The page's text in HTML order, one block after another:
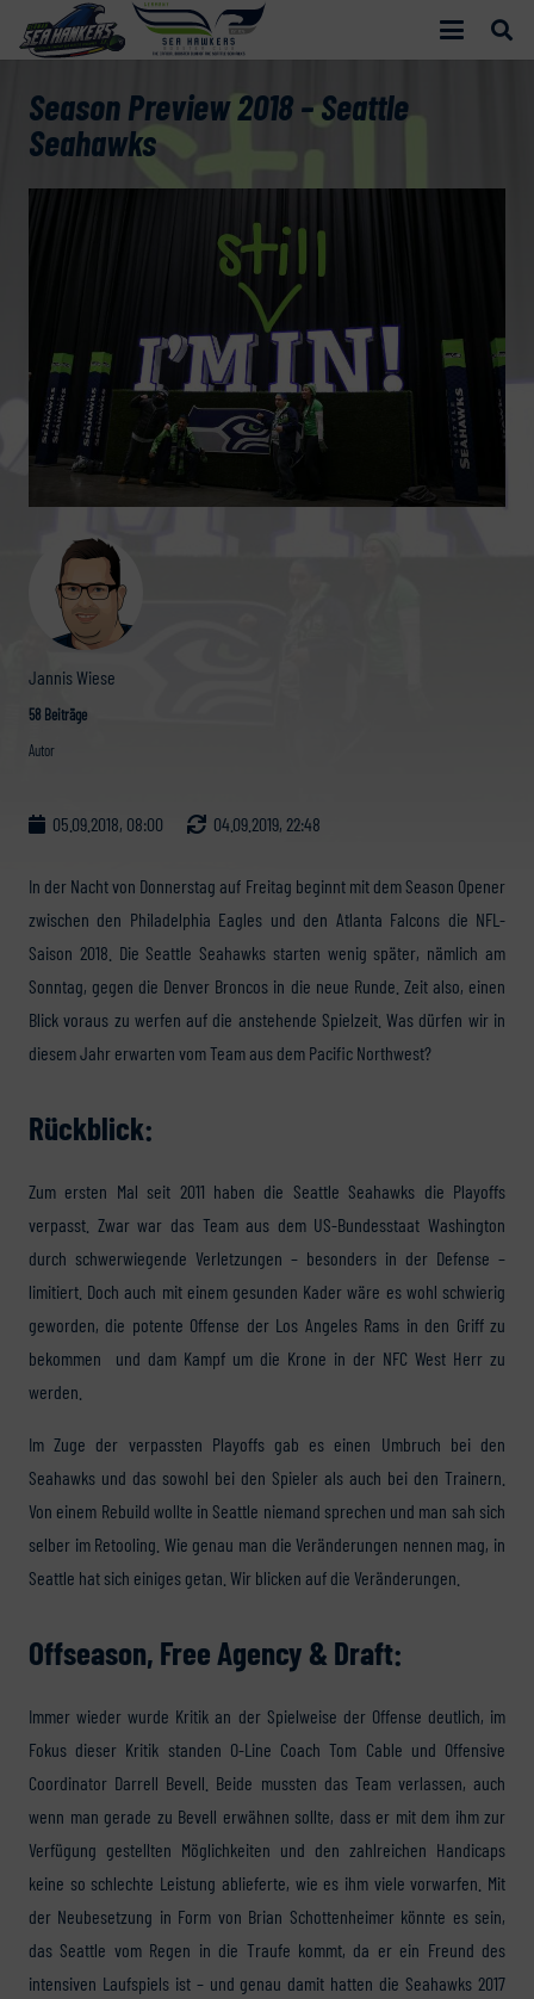
Jannis Wiese
58 Beiträge
Autor
Season Preview 2018 – Seattle
Seahawks
05.09.2018, 08:00 04.09.2019, 22:48
In der Nacht von Donnerstag auf Freitag beginnt mit dem Season Opener
zwischen den Philadelphia Eagles und den Atlanta Falcons die NFL-
Saison 2018. Die Seattle Seahawks starten wenig später, nämlich am
Sonntag, gegen die Denver Broncos in die neue Runde. Zeit also, einen
Blick voraus zu werfen auf die anstehende Spielzeit. Was dürfen wir in
diesem Jahr erwarten vom Team aus dem Pacific Northwest?
Rückblick:
Zum ersten Mal seit 2011 haben die Seattle Seahawks die Playoffs
verpasst. Zwar war das Team aus dem US-Bundesstaat Washington
durch schwerwiegende Verletzungen – besonders in der Defense –
limitiert. Doch auch mit einem gesunden Kader wäre es wohl schwierig
geworden, die potente Offense der Los Angeles Rams in den Griff zu
bekommen und dam Kampf um die Krone in der NFC West Herr zu
werden.
Im Zuge der verpassten Playoffs gab es einen Umbruch bei den
Seahawks und das sowohl bei den Spieler als auch bei den Trainern.
Von einem Rebuild wollte in Seattle niemand sprechen und man sah sich
selber im Retooling. Wie genau man die Veränderungen nennen mag, in
Seattle hat sich einiges getan. Wir blicken auf die Veränderungen.
Offseason, Free Agency & Draft:
Immer wieder wurde Kritik an der Spielweise der Offense deutlich, im
Fokus dieser Kritik standen O-Line Coach Tom Cable und Offensive
Coordinator Darrell Bevell. Beide mussten das Team verlassen, auch
wenn man gerade zu Bevell erwähnen sollte, dass er mit dem ihm zur
Verfügung gestellten Möglichkeiten und den zahlreichen Handicaps
keine so schlechte Leistung ablieferte, wie es ihm viele vorwarfen. Mit
der Neubesetzung in Form von Brian Schottenheimer könnte es sein,
das Seattle vom Regen in die Traufe kommt, da er ein Freund des
intensiven Laufspiels ist – und genau damit hatten die Seahawks 2017